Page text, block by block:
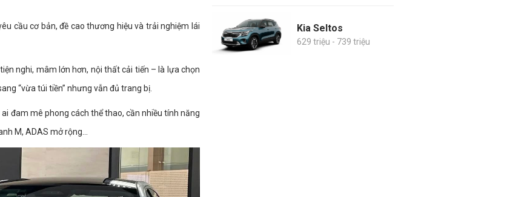
cầu cơ bản, đề cao thương hiệu và trải nghiệm lái
nghi, mâm lớn hơn, nội thất cải tiến – là lựa chọn
“vừa túi tiền” nhưng vẫn đủ trang bị.
đam mê phong cách thể thao, cần nhiều tính năng
M, ADAS mở rộng...
Kia Seltos
629 triệu - 739 triệu